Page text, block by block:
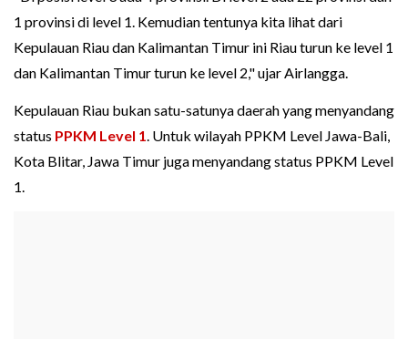
1 provinsi di level 1. Kemudian tentunya kita lihat dari
Kepulauan Riau dan Kalimantan Timur ini Riau turun ke level 1
dan Kalimantan Timur turun ke level 2," ujar Airlangga.
Kepulauan Riau bukan satu-satunya daerah yang menyandang
status PPKM Level 1. Untuk wilayah PPKM Level Jawa-Bali,
Kota Blitar, Jawa Timur juga menyandang status PPKM Level
1.